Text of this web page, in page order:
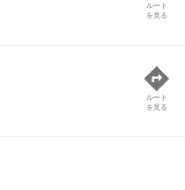
ルート
を見る
ルート
を見る